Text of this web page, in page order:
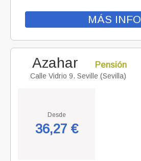
MÁS INFO
Azahar Pensión
Calle Vidrio 9. Seville (Sevilla)
Desde
36,27 €